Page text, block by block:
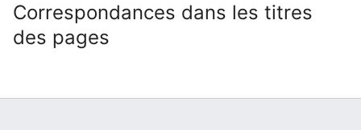
Correspondances dans les titres
des pages